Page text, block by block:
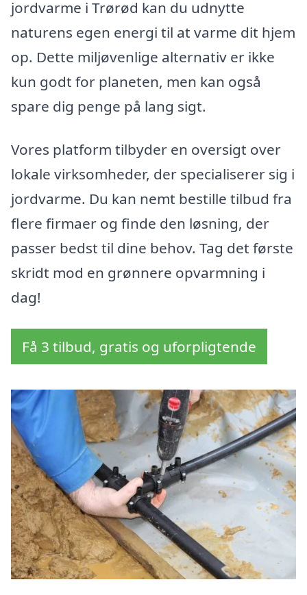
jordvarme i Trørød kan du udnytte
naturens egen energi til at varme dit hjem
op. Dette miljøvenlige alternativ er ikke
kun godt for planeten, men kan også
spare dig penge på lang sigt.
Vores platform tilbyder en oversigt over
lokale virksomheder, der specialiserer sig i
jordvarme. Du kan nemt bestille tilbud fra
flere firmaer og finde den løsning, der
passer bedst til dine behov. Tag det første
skridt mod en grønnere opvarmning i
dag!
Få 3 tilbud, gratis og uforpligtende